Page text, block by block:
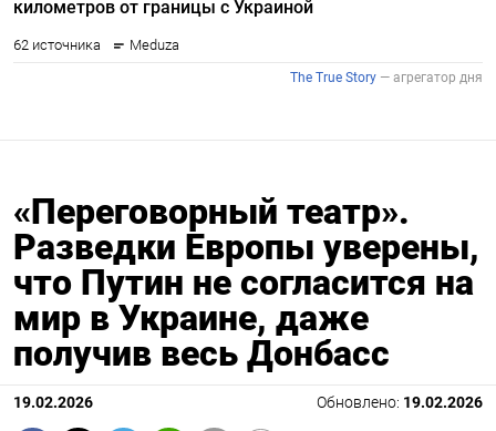
«Переговорный театр».
Разведки Европы уверены,
что Путин не согласится на
мир в Украине, даже
получив весь Донбасс
19.02.2026 Обновлено: 19.02.2026